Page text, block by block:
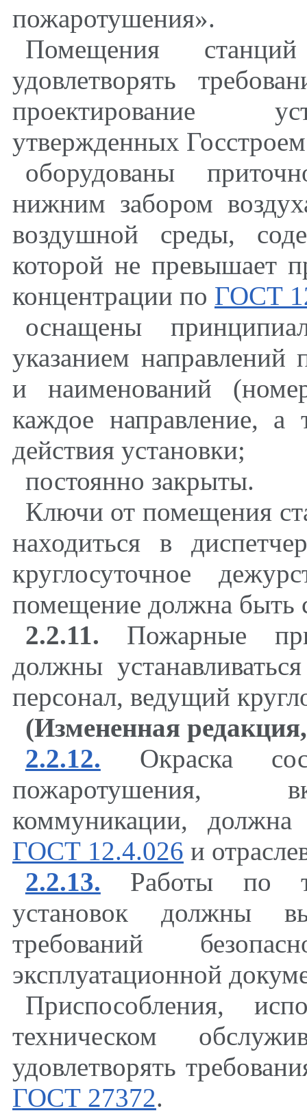
пожаротушения».
Помещения
удовлетворять
проектирование
утвержденных
оборудованы
нижним забором
воздушной среды,
которой не превышает
концентрации по ГОСТ
оснащены
указанием направлений
и наименований
каждое направление,
действия установки;
постоянно закрыты.
Ключи от помещения
находиться в
круглосуточное
помещение должна быть
2.2.11. Пожарные
должны
персонал, ведущий
(Измененная
2.2.12. Окраска
пожаротушения,
коммуникации, должна
ГОСТ 12.4.026 и
2.2.13. Работы по
установок должны
требований
эксплуатационной
Приспособления,
техническом
удовлетворять
ГОСТ 27372.